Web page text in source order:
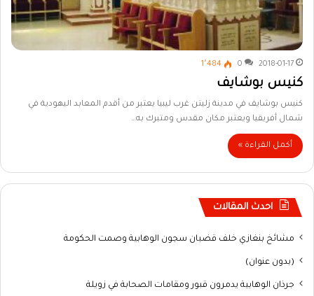
2018-01-17
0 1٬484
كنيس بوشايف
كنيس بوشايف في مدينة زليتن غرب ليبيا يعتبر من أقدم المعابد اليهودية في
شمال أفريقيا ويعتبر مكان مقدس ومتبرك به…
أكمل القراءة »
احدث المقالات
مشائخ بنغازي خلف قضبان سجون الوهابية وصمت الحكومة
(بدون عنوان)
جرذان الوهابية يدمرون قبور ومقامات الصحابة في زويلة